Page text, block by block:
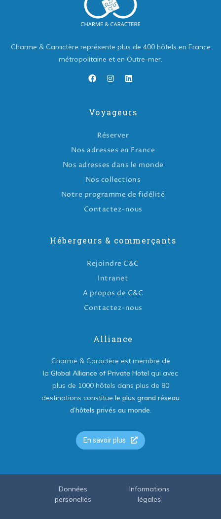
Charme & Caractère représente plus de 400 hôtels en France
métropolitaine et en Outre-mer.
Voyageurs
Réserver
Nos adresses en France
Nos adresses dans le monde
Nos collections
Notre programme de fidélité
Contactez-nous
Hébergeurs & commerçants
Rejoindre C&C
Intranet
A propos de C&C
Contactez-nous
Alliance
Charme & Caractère est membre de
la Global Alliance of Private Hotel qui avec
plus de 1000 hôtels dans plus de 80
destinations constitue le plus grand réseau
d’hôtels privés au monde.
En savoir plus
Données
personelles
Informations
légales